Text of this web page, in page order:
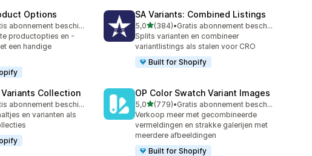
Options
totaal
Gratis abonnement beschikbaar
productopties en -
een handige
SA Variants: Combined Listings
5,0van 5 sterren
(384)
384 recensies in totaal
•
Gratis abonnement beschikbaar
Splits varianten en combineer
variantlistings als stalen voor CRO
Built for Shopify
Collection
totaal
Gratis abonnement beschikbaar
en varianten als
OP Color Swatch Variant Images
5,0van 5 sterren
(779)
779 recensies in totaal
•
Gratis abonnement beschikbaar
Verkoop meer met gecombineerde
vermeldingen en strakke galerijen met
meerdere afbeeldingen
Built for Shopify